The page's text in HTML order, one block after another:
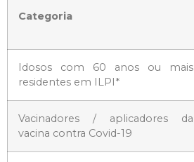
Categoria
Idosos com 60 anos ou mais
residentes em ILPI*
Vacinadores / aplicadores da
vacina contra Covid-19